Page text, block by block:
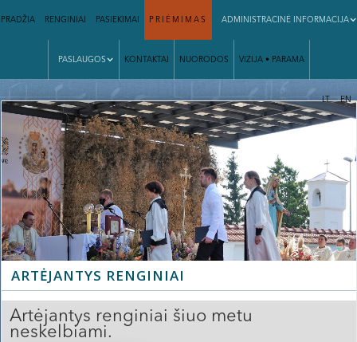
PRADŽIA RENGINIAI PASIEKIMAI PRIĖMIMAS ADMINISTRACINĖ INFORMACIJA
PASLAUGOS KONTAKTAI NUORODOS VIZIJA • PARAMA
| LT EN
ARTĖJANTYS RENGINIAI
Artėjantys renginiai šiuo metu
neskelbiami.